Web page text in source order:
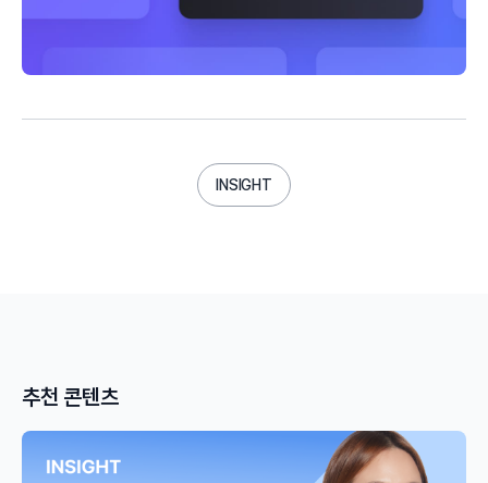
INSIGHT
추천 콘텐츠